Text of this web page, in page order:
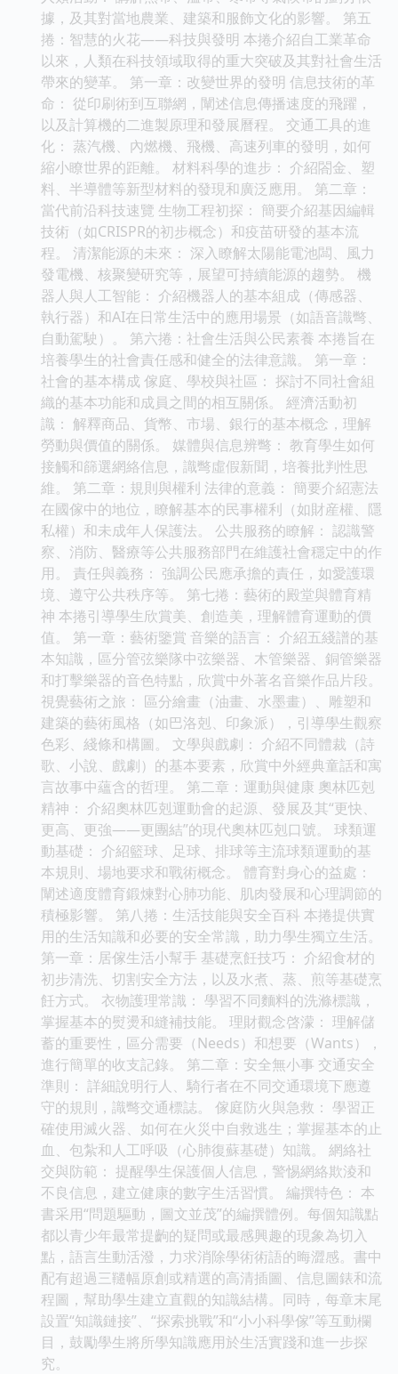
據，及其對當地農業、建築和服飾文化的影響。 第五
捲：智慧的火花——科技與發明 本捲介紹自工業革命
以來，人類在科技領域取得的重大突破及其對社會生活
帶來的變革。 第一章：改變世界的發明 信息技術的革
命： 從印刷術到互聯網，闡述信息傳播速度的飛躍，
以及計算機的二進製原理和發展曆程。 交通工具的進
化： 蒸汽機、內燃機、飛機、高速列車的發明，如何
縮小瞭世界的距離。 材料科學的進步： 介紹閤金、塑
料、半導體等新型材料的發現和廣泛應用。 第二章：
當代前沿科技速覽 生物工程初探： 簡要介紹基因編輯
技術（如CRISPR的初步概念）和疫苗研發的基本流
程。 清潔能源的未來： 深入瞭解太陽能電池闆、風力
發電機、核聚變研究等，展望可持續能源的趨勢。 機
器人與人工智能： 介紹機器人的基本組成（傳感器、
執行器）和AI在日常生活中的應用場景（如語音識彆、
自動駕駛）。 第六捲：社會生活與公民素養 本捲旨在
培養學生的社會責任感和健全的法律意識。 第一章：
社會的基本構成 傢庭、學校與社區： 探討不同社會組
織的基本功能和成員之間的相互關係。 經濟活動初
識： 解釋商品、貨幣、市場、銀行的基本概念，理解
勞動與價值的關係。 媒體與信息辨彆： 教育學生如何
接觸和篩選網絡信息，識彆虛假新聞，培養批判性思
維。 第二章：規則與權利 法律的意義： 簡要介紹憲法
在國傢中的地位，瞭解基本的民事權利（如財産權、隱
私權）和未成年人保護法。 公共服務的瞭解： 認識警
察、消防、醫療等公共服務部門在維護社會穩定中的作
用。 責任與義務： 強調公民應承擔的責任，如愛護環
境、遵守公共秩序等。 第七捲：藝術的殿堂與體育精
神 本捲引導學生欣賞美、創造美，理解體育運動的價
值。 第一章：藝術鑒賞 音樂的語言： 介紹五綫譜的基
本知識，區分管弦樂隊中弦樂器、木管樂器、銅管樂器
和打擊樂器的音色特點，欣賞中外著名音樂作品片段。
視覺藝術之旅： 區分繪畫（油畫、水墨畫）、雕塑和
建築的藝術風格（如巴洛剋、印象派），引導學生觀察
色彩、綫條和構圖。 文學與戲劇： 介紹不同體裁（詩
歌、小說、戲劇）的基本要素，欣賞中外經典童話和寓
言故事中蘊含的哲理。 第二章：運動與健康 奧林匹剋
精神： 介紹奧林匹剋運動會的起源、發展及其“更快、
更高、更強——更團結”的現代奧林匹剋口號。 球類運
動基礎： 介紹籃球、足球、排球等主流球類運動的基
本規則、場地要求和戰術概念。 體育對身心的益處：
闡述適度體育鍛煉對心肺功能、肌肉發展和心理調節的
積極影響。 第八捲：生活技能與安全百科 本捲提供實
用的生活知識和必要的安全常識，助力學生獨立生活。
第一章：居傢生活小幫手 基礎烹飪技巧： 介紹食材的
初步清洗、切割安全方法，以及水煮、蒸、煎等基礎烹
飪方式。 衣物護理常識： 學習不同麵料的洗滌標識，
掌握基本的熨燙和縫補技能。 理財觀念啓濛： 理解儲
蓄的重要性，區分需要（Needs）和想要（Wants），
進行簡單的收支記錄。 第二章：安全無小事 交通安全
準則： 詳細說明行人、騎行者在不同交通環境下應遵
守的規則，識彆交通標誌。 傢庭防火與急救： 學習正
確使用滅火器、如何在火災中自救逃生；掌握基本的止
血、包紮和人工呼吸（心肺復蘇基礎）知識。 網絡社
交與防範： 提醒學生保護個人信息，警惕網絡欺淩和
不良信息，建立健康的數字生活習慣。 編撰特色： 本
書采用“問題驅動，圖文並茂”的編撰體例。每個知識點
都以青少年最常提齣的疑問或最感興趣的現象為切入
點，語言生動活潑，力求消除學術術語的晦澀感。書中
配有超過三韆幅原創或精選的高清插圖、信息圖錶和流
程圖，幫助學生建立直觀的知識結構。同時，每章末尾
設置“知識鏈接”、“探索挑戰”和“小小科學傢”等互動欄
目，鼓勵學生將所學知識應用於生活實踐和進一步探
究。